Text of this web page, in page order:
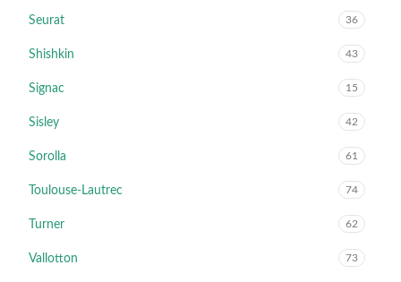
Seurat 36
Shishkin 43
Signac 15
Sisley 42
Sorolla 61
Toulouse-Lautrec 74
Turner 62
Vallotton 73